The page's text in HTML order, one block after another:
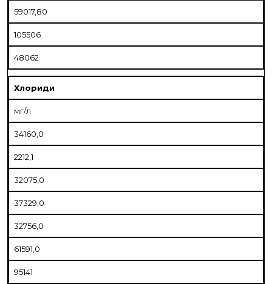
59017,80
105506
48062
Хлориди
мг/л
34160,0
2212,1
32075,0
37329,0
32756,0
61591,0
95141